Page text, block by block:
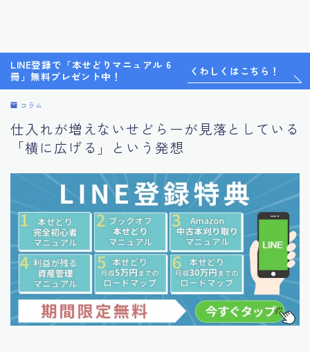
LINE登録で「本せどりマニュアル 6
冊」無料プレゼント中！
くわしくはこちら！
コラム
仕入れが増えないせどらーが見落としている
「横に広げる」という発想